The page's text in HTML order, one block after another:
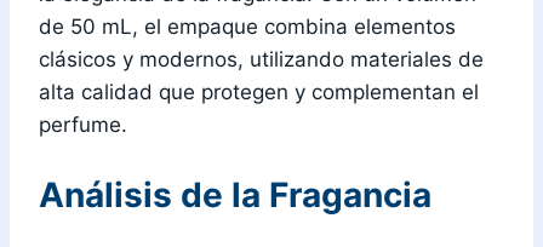
de 50 mL, el empaque combina elementos
clásicos y modernos, utilizando materiales de
alta calidad que protegen y complementan el
perfume.
Análisis de la Fragancia